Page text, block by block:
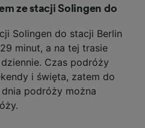
ze stacji Solingen do
Solingen do stacji Berlin
minut, a na tej trasie
Czas podróży
i święta, zatem do
podróży można